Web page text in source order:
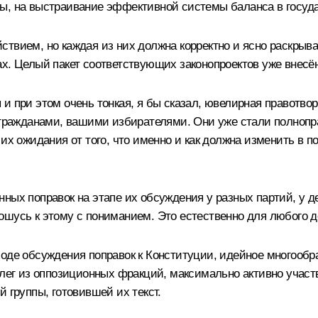
на выстраивание эффективной системы баланса в
но каждая из них должна корректно и ясно
Целый пакет соответствующих законопроектов уже
этом очень тонкая, я бы сказал, ювелирная
вашими избирателями. Они уже стали
ожидания от того, что именно и как должна изменить в
поправок на этапе их обсуждения у разных партий, у
к этому с пониманием. Это естественно для любого
обсуждения поправок к Конституции, идейное
из оппозиционных фракций, максимально активно
готовившей их текст.